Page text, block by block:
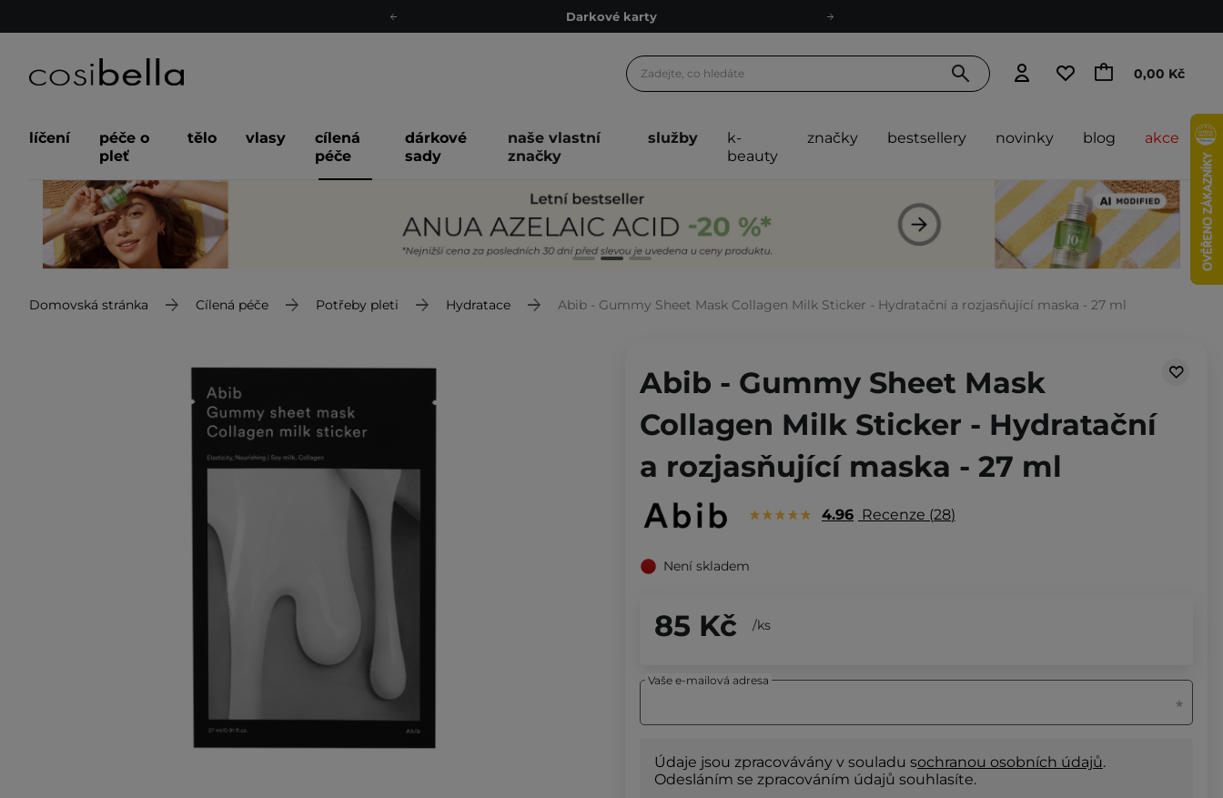
Ekologické balení
Odeslání do 24 hod.
0,00 Kč
líčení
péče o
pleť
tělo vlasy
cílená
péče
dárkové
sady
naše vlastní
značky
služby
k-
beauty
značky bestsellery novinky blog akce
Domovská stránka Cílená péče Potřeby pleti Hydratace Abib - Gummy Sheet Mask Collagen Milk Sticker - Hydratační a rozjasňující maska - 27 ml
Abib - Gummy Sheet Mask
Collagen Milk Sticker - Hydratační
a rozjasňující maska - 27 ml
4.96 Recenze 28
Není skladem
85 Kč /ks
Vaše e-mailová adresa
Údaje jsou zpracovávány v souladu sochranou osobních údajů.
Odesláním se zpracováním údajů souhlasíte.